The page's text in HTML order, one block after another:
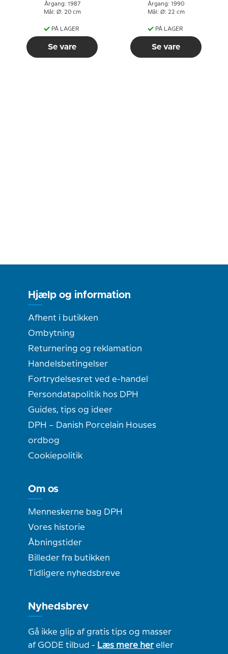
Årgang: 1987
Mål: Ø: 20 cm
PÅ LAGER
Se vare
Årgang: 1990
Mål: Ø: 22 cm
PÅ LAGER
Se vare
Hjælp og information
Afhent i butikken
Ombytning
Returnering og reklamation
Handelsbetingelser
Fortrydelsesret ved e-handel
Persondatapolitik hos DPH
Guides, tips og ideer
DPH – Danish Porcelain Houses
ordbog
Cookiepolitik
Om os
Menneskerne bag DPH
Vores historie
Åbningstider
Billeder fra butikken
Tidligere nyhedsbreve
Nyhedsbrev
Gå ikke glip af gratis tips og masser
af GODE tilbud - Læs mere hereller